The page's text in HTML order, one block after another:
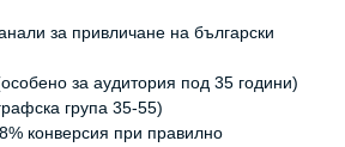
за привличане на български
за аудитория под 35 години)
група 35-55)
конверсия при правилно